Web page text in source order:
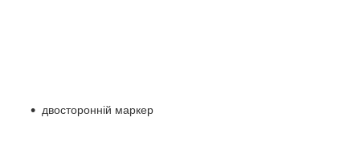
двосторонній маркер